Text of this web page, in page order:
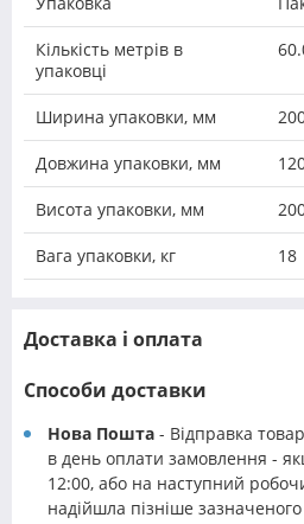
Кількість метрів в
упаковці
Ширина упаковки, мм
Довжина упаковки, мм
Висота упаковки, мм
Вага упаковки, кг 18
Доставка і оплата
Способи доставки
Нова Пошта - Відправка
в день оплати замовлення -
12:00, або на наступний
надійшла пізніше